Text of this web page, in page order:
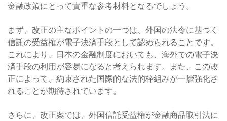
金融政策にとって貴重な参考材料となるでしょう。
まず、改正の主なポイントの一つは、外国の法令に基づく
信託の受益権が電子決済手段として認められることです。
これにより、日本の金融制度においても、海外での電子決
済手段の利用が容易になると考えられます。また、この改
正によって、約束された国際的な法的枠組みが一層強化さ
れることが期待されています。
さらに、改正案では、外国信託受益権が金融商品取引法に